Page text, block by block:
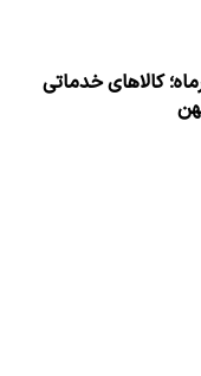
کالاهای خدماتی